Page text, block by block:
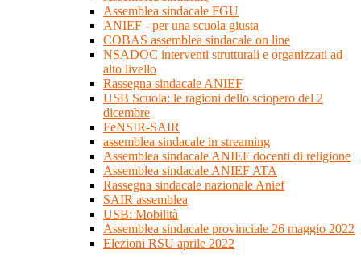
Assemblea sindacale FGU
ANIEF - per una scuola giusta
COBAS assemblea sindacale on line
NSADOC interventi strutturali e organizzati ad
alto livello
Rassegna sindacale ANIEF
USB Scuola: le ragioni dello sciopero del 2
dicembre
FeNSIR-SAIR
assemblea sindacale in streaming
Assemblea sindacale ANIEF docenti di religione
Assemblea sindacale ANIEF ATA
Rassegna sindacale nazionale Anief
SAIR assemblea
USB: Mobilità
Assemblea sindacale provinciale 26 maggio 2022
Elezioni RSU aprile 2022